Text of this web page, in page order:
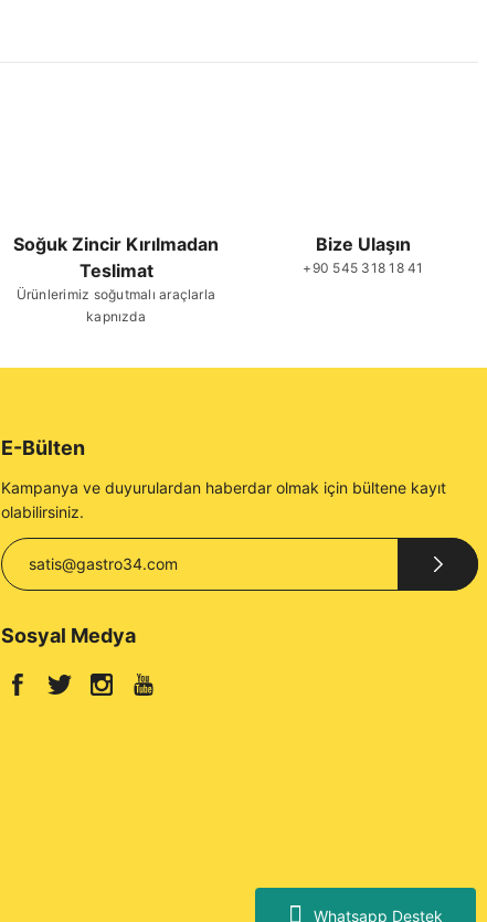
Whatsapp Destek
Soğuk Zincir Kırılmadan
Teslimat
Ürünlerimiz soğutmalı araçlarla
kapnızda
Bize Ulaşın
+90 545 318 18 41
E-Bülten
Kampanya ve duyurulardan haberdar olmak için bültene kayıt
olabilirsiniz.
Sosyal Medya